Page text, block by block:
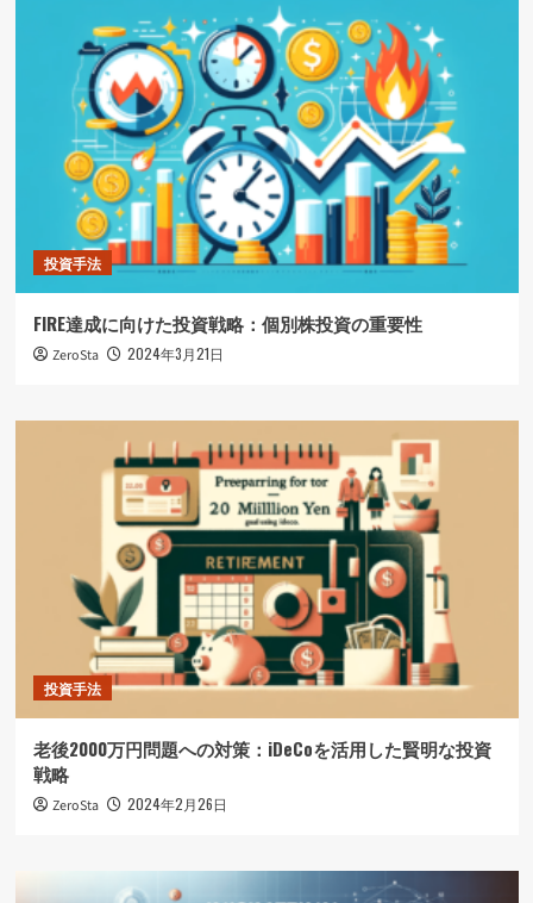
投資手法
FIRE達成に向けた投資戦略：個別株投資の重要性
ZeroSta 2024年3月21日
投資手法
老後2000万円問題への対策：iDeCoを活用した賢明な投資
戦略
ZeroSta 2024年2月26日